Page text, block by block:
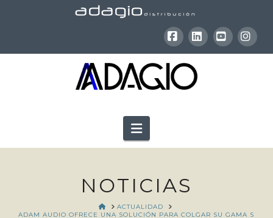
Facebook
LinkedInYouTube
Navigation
NOTICIAS
HOMEACTUALIDAD
ADAM AUDIO OFRECE UNA SOLUCIÓN PARA COLGAR SU GAMA S